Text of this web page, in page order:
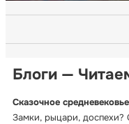
Блоги —
Сказочное
Замки, рыцари, доспехи?